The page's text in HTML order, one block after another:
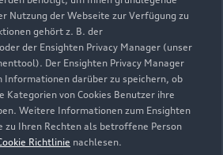
Nutzung der Webseite zur Verfügung zu
gehört z. B. der
der Ensighten Privacy Manager (unser
Der Ensighten Privacy Manager
Informationen darüber zu speichern, ob
Kategorien von Cookies Benutzer ihre
Weitere Informationen zum Ensighten
zu Ihren Rechten als betroffene Person
Richtlinie nachlesen.
Zurück nach oben